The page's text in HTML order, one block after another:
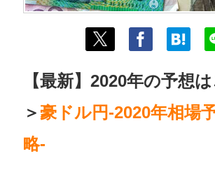
【最新】2020年の予想
＞豪ドル円-2020年相場
略-